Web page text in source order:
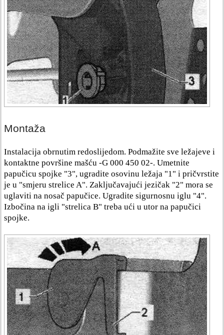
Montaža
Instalacija obrnutim redoslijedom. Podmažite sve ležajeve i
kontaktne površine mašću -G 000 450 02-. Umetnite
papučicu spojke "3", ugradite osovinu ležaja "1" i pričvrstite
je u "smjeru strelice A". Zaključavajući jezičak "2" mora se
uglaviti na nosač papučice. Ugradite sigurnosnu iglu "4".
Izbočina na igli "strelica B" treba ući u utor na papučici
spojke.